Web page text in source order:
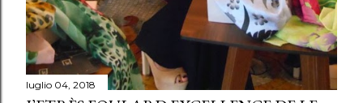
luglio 04, 2018